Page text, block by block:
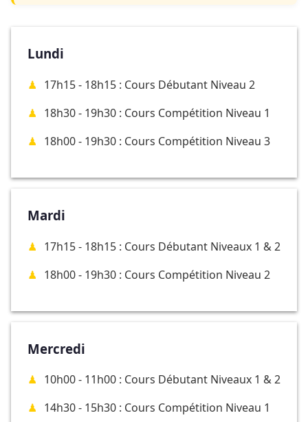
Lundi
17h15 - 18h15 : Cours Débutant Niveau 2
18h30 - 19h30 : Cours Compétition Niveau 1
18h00 - 19h30 : Cours Compétition Niveau 3
Mardi
17h15 - 18h15 : Cours Débutant Niveaux 1 & 2
18h00 - 19h30 : Cours Compétition Niveau 2
Mercredi
10h00 - 11h00 : Cours Débutant Niveaux 1 & 2
14h30 - 15h30 : Cours Compétition Niveau 1